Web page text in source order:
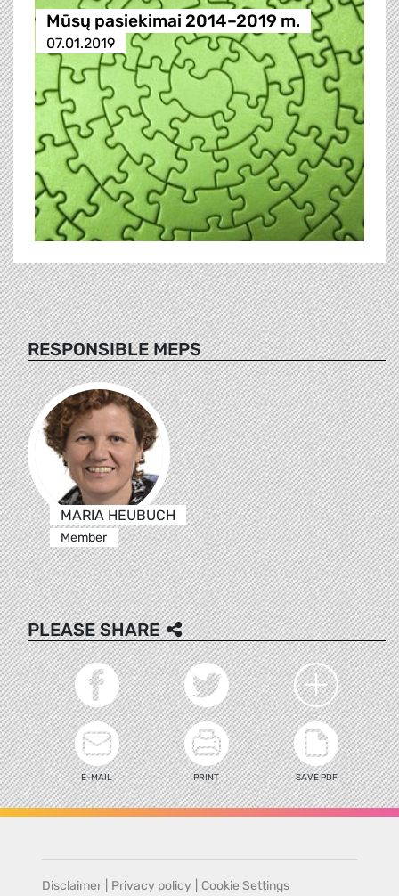
Mūsų pasiekimai 2014–2019 m.
07.01.2019
RESPONSIBLE MEPS
MARIA HEUBUCH
Member
PLEASE SHARE
E-MAIL PRINT SAVE PDF
Disclaimer Privacy policy Cookie Settings